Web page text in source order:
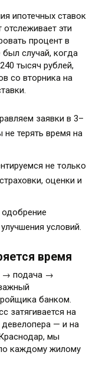
ипотечных ставок
эти
процент в
случай, когда
тысяч рублей,
со вторника на
заявки в 3–
терять время на
не только
оценки и
условий.
время
→ подача →
банком.
затягивается на
девелопера — и на
мы
каждому жилому